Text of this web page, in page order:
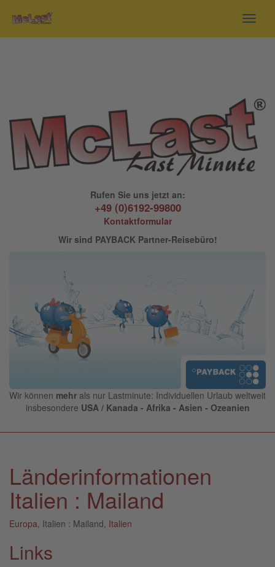
Rufen Sie uns jetzt an:
+49 (0)6192-99800
Kontaktformular
Wir sind PAYBACK Partner-Reisebüro!
Wir können mehr als nur Lastminute: Individuellen Urlaub weltweit
insbesondere USA / Kanada - Afrika - Asien - Ozeanien
Länderinformationen
Italien : Mailand
Europa , Italien : Mailand, Italien
Links